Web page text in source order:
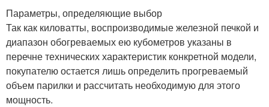
Параметры, определяющие выбор
Так как киловатты, воспроизводимые железной печкой и
диапазон обогреваемых ею кубометров указаны в
перечне технических характеристик конкретной модели,
покупателю остается лишь определить прогреваемый
объем парилки и рассчитать необходимую для этого
мощность.